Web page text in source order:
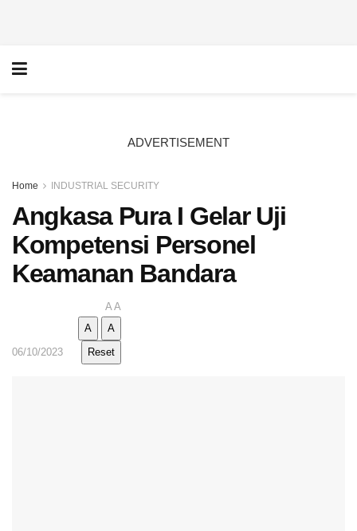
ADVERTISEMENT
Home INDUSTRIAL SECURITY
Angkasa Pura I Gelar Uji
Kompetensi Personel
Keamanan Bandara
06/10/2023
A A
A
A
Reset